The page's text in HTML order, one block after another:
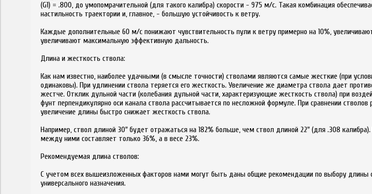
(G1) = .800, до умопомрачительной (для такого калибра) скорости - 975 м/с. Такая комбинация
настильность траектории и, главное, - большую устойчивость к ветру.
Каждые дополнительные 60 м/с понижают чувствительность пули к ветру примерно на 10%, увеличивают
увеличивают максимальную эффективную дальность.
Длина и жесткость ствола:
Как нам известно, наиболее удачными (в смысле точности) стволами являются самые жесткие (при
одинаковы). При удлинении ствола теряется его жесткость. Увеличение же диаметра ствола дает
жестче. Отклик дульной части (колебания дульной части, характеризующие жесткость ствола) при
фунт перпендикулярно оси канала ствола рассчитывается по несложной формуле. При сравнении
увеличение длины быстро снижает жесткость ствола.
Например, ствол длиной 30" будет отражаться на 182% больше, чем ствол длиной 22" (для .308
между ними составляет только 36%, а в весе 23%.
Рекомендуемая длина стволов:
С учетом всех вышеизложенных факторов нами могут быть даны общие рекомендации по выбору длины
универсального назначения.